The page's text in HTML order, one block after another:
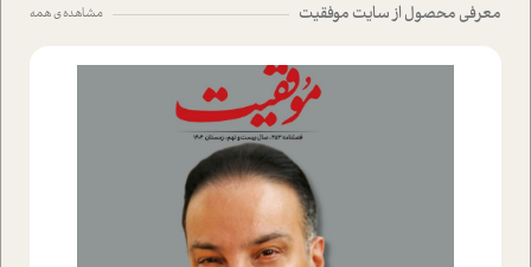
معرفی محصول از سایت موفقیت مشاهده ی همه